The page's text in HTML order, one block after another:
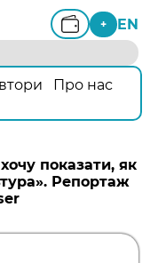
+ EN
Про нас
показати, як
Репортаж